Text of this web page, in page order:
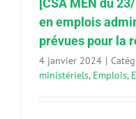
en emplois
prévues pour la
4 janvier 2024 |
ministériels, Emplois,